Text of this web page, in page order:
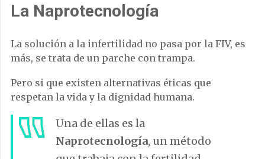
La Naprotecnología
La solución a la infertilidad no pasa por la FIV, es
más, se trata de un parche con trampa.
Pero si que existen alternativas éticas que
respetan la vida y la dignidad humana.
Una de ellas es la
Naprotecnología, un método